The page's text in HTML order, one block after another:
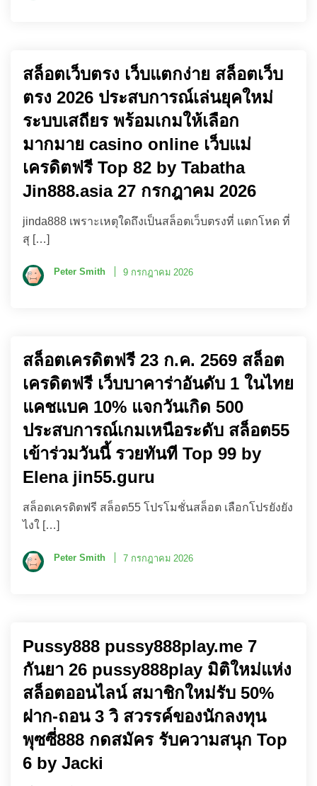
สล็อตเว็บตรง เว็บแตกง่าย สล็อตเว็บ
ตรง 2026 ประสบการณ์เล่นยุคใหม่
ระบบเสถียร พร้อมเกมให้เลือก
มากมาย casino online เว็บแม่
เครดิตฟรี Top 82 by Tabatha
Jin888.asia 27 กรกฎาคม 2026
jinda888 เพราะเหตุใดถึงเป็นสล็อตเว็บตรงที่ แตกโหด ที่
สุ […]
Peter Smith 9 กรกฎาคม 2026
สล็อตเครดิตฟรี 23 ก.ค. 2569 สล็อต
เครดิตฟรี เว็บบาคาร่าอันดับ 1 ในไทย
แคชแบค 10% แจกวันเกิด 500
ประสบการณ์เกมเหนือระดับ สล็อต55
เข้าร่วมวันนี้ รวยทันที Top 99 by
Elena jin55.guru
สล็อตเครดิตฟรี สล็อต55 โปรโมชั่นสล็อต เลือกโปรยังยัง
ไงใ […]
Peter Smith 7 กรกฎาคม 2026
Pussy888 pussy888play.me 7
กันยา 26 pussy888play มิติใหม่แห่ง
สล็อตออนไลน์ สมาชิกใหม่รับ 50%
ฝาก-ถอน 3 วิ สวรรค์ของนักลงทุน
พุซซี่888 กดสมัคร รับความสนุก Top
6 by Jacki